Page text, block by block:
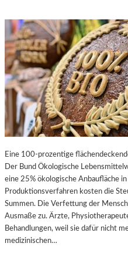
Eine 100-prozentige
Der Bund Ökologische
eine 25% ökologische Anbaufläche
Produktionsverfahren kosten die
Summen. Die Verfettung der
Ausmaße zu. Ärzte,
Behandlungen, weil sie dafür nicht
medizinischen…